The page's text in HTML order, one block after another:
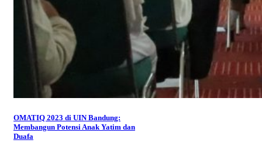
OMATIQ 2023 di UIN Bandung:
Membangun Potensi Anak Yatim dan
Duafa